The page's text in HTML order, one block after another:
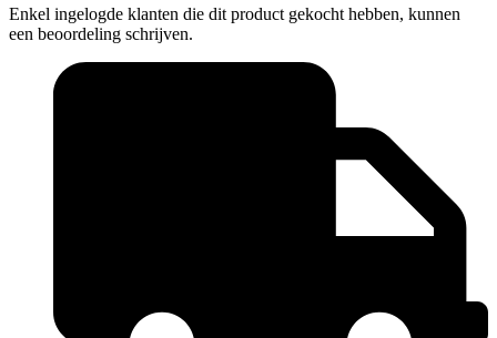
Enkel ingelogde klanten die dit product gekocht hebben, kunnen
een beoordeling schrijven.